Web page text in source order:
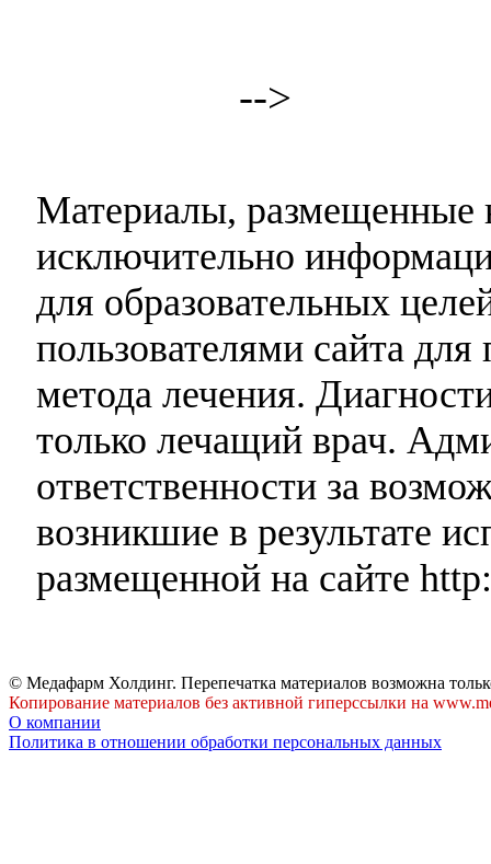
-->
Материалы, размещенные
исключительно
для образовательных
пользователями сайта
метода лечения.
только лечащий врач.
ответственности за
возникшие в результате
размещенной на сайте
© Медафарм Холдинг. Перепечатка материалов возможна
Копирование материалов без активной гиперссылки на
О компании
Политика в отношении обработки персональных данных